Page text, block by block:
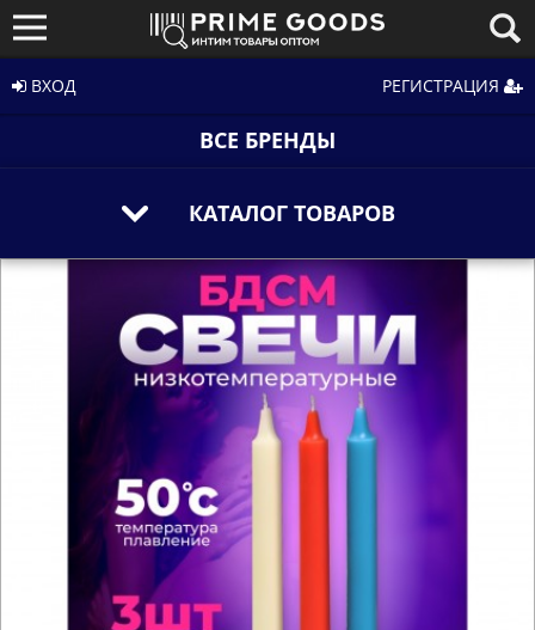
ВХОД РЕГИСТРАЦИЯ
ВСЕ БРЕНДЫ
КАТАЛОГ ТОВАРОВ